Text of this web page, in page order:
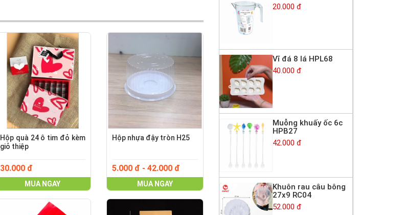
Hộp quà 24 ô tim đỏ kèm
giỏ thiệp
30.000 đ
MUA NGAY
Hộp nhựa đậy tròn H25
5.000 đ - 42.000 đ
MUA NGAY
20.000 đ
Vĩ đá 8 lá HPL68
40.000 đ
Muỗng khuấy ốc 6c
HPB27
42.000 đ
Khuôn rau câu bông
27x9 RC04
52.000 đ